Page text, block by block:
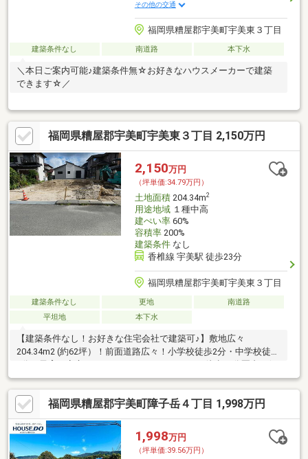
その他の交通
福岡県糟屋郡宇美町宇美東３丁目
建築条件なし 南道路 本下水
＼本日ご案内可能♪建築条件無☆お好きなハウスメーカーで建築
できます☆／
福岡県糟屋郡宇美町宇美東３丁目 2,150万円
2,150万円
（坪単価:34.79万円）
土地面積204.34m2
用途地域１種中高
建ぺい率60%
容積率200%
建築条件なし
香椎線 宇美駅 徒歩23分
福岡県糟屋郡宇美町宇美東３丁目
建築条件なし 更地
南道路
平坦地
本下水
【建築条件なし！お好きな住宅会社で建築可♪】敷地広々
204.34m2 (約62坪）！前面道路広々！小学校徒歩2分・中学校徒歩
利♪
福岡県糟屋郡宇美町障子岳４丁目 1,998万円
1,998万円
（坪単価:39.56万円）